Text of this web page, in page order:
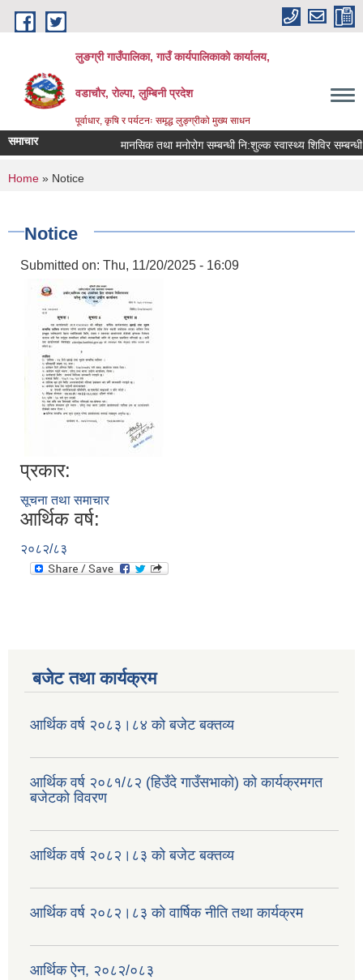
Skip to main content
लुङग्री गाउँपालिका, गाउँ कार्यपालिकाको कार्यालय,
वडाचौर, रोल्पा, लुम्बिनी प्रदेश
पूर्वाधार, कृषि र पर्यटनः समृद्ध लुङ्ग्रीको मुख्य साधन
समाचार मानसिक तथा मनोरोग सम्बन्धी नि:शुल्क स्वास्थ्य शिविर सम्बन्धी
You are here
Home » Notice
Notice
Submitted on: Thu, 11/20/2025 - 16:09
प्रकार:
सूचना तथा समाचार
आर्थिक वर्ष:
२०८२/८३
बजेट तथा कार्यक्रम
आर्थिक वर्ष २०८३।८४ को बजेट बक्तव्य
आर्थिक वर्ष २०८१/८२ (हिउँदे गाउँसभाको) को कार्यक्रमगत
बजेटको विवरण
आर्थिक वर्ष २०८२।८३ को बजेट बक्तव्य
आर्थिक वर्ष २०८२।८३ को वार्षिक नीति तथा कार्यक्रम
आर्थिक ऐन, २०८२/०८३